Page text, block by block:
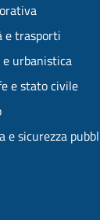
e trasporti
urbanistica
e stato civile
e sicurezza